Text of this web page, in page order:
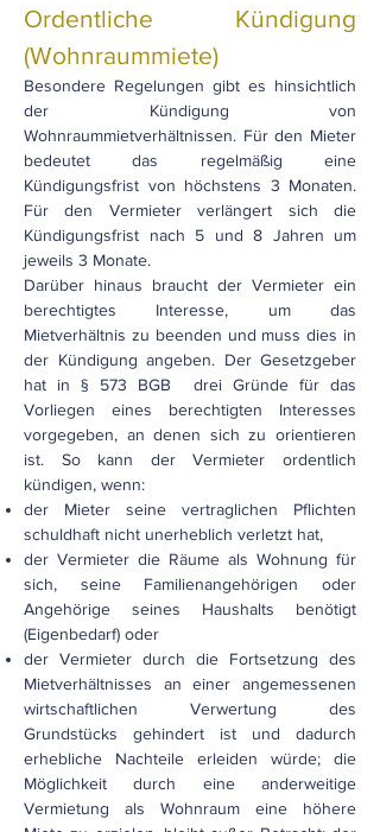
Ordentliche Kündigung
(Wohnraummiete)
Besondere Regelungen gibt es hinsichtlich
der Kündigung von
Wohnraummietverhältnissen. Für den Mieter
bedeutet das regelmäßig eine
Kündigungsfrist von höchstens 3 Monaten.
Für den Vermieter verlängert sich die
Kündigungsfrist nach 5 und 8 Jahren um
jeweils 3 Monate.
Darüber hinaus braucht der Vermieter ein
berechtigtes Interesse, um das
Mietverhältnis zu beenden und muss dies in
der Kündigung angeben. Der Gesetzgeber
hat in § 573 BGB drei Gründe für das
Vorliegen eines berechtigten Interesses
vorgegeben, an denen sich zu orientieren
ist. So kann der Vermieter ordentlich
kündigen, wenn:
der Mieter seine vertraglichen Pflichten
schuldhaft nicht unerheblich verletzt hat,
der Vermieter die Räume als Wohnung für
sich, seine Familienangehörigen oder
Angehörige seines Haushalts benötigt
(Eigenbedarf) oder
der Vermieter durch die Fortsetzung des
Mietverhältnisses an einer angemessenen
wirtschaftlichen Verwertung des
Grundstücks gehindert ist und dadurch
erhebliche Nachteile erleiden würde; die
Möglichkeit durch eine anderweitige
Vermietung als Wohnraum eine höhere